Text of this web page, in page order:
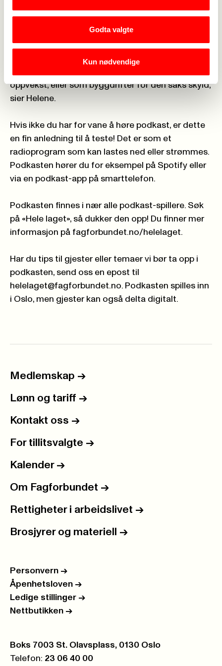
Godta valgte
Kun nødvendige
Fagforbundet, med sine 410 000 medlemmer og
rundt 200 yrkesgrupper.
– Vi håper dette kan bli en podkast som treffer
oppvekst, eller som byggdrifter for den saks skyld,
sier Helene.
Hvis ikke du har for vane å høre podkast, er dette
en fin anledning til å teste! Det er som et
radioprogram som kan lastes ned eller strømmes.
Podkasten hører du for eksempel på Spotify eller
via en podkast-app på smarttelefon.
Podkasten finnes i nær alle podkast-spillere. Søk
på «Hele laget», så dukker den opp! Du finner mer
informasjon på fagforbundet.no/helelaget.
Har du tips til gjester eller temaer vi bør ta opp i
podkasten, send oss en epost til
helelaget@fagforbundet.no. Podkasten spilles inn
i Oslo, men gjester kan også delta digitalt.
Medlemskap ->
Lønn og tariff ->
Kontakt oss ->
For tillitsvalgte ->
Kalender ->
Om Fagforbundet ->
Rettigheter i arbeidslivet ->
Brosjyrer og materiell ->
Personvern ->
Åpenhetsloven ->
Ledige stillinger ->
Nettbutikken ->
Postboks:
Boks 7003 St. Olavsplass, 0130 Oslo
Telefon: 23 06 40 00